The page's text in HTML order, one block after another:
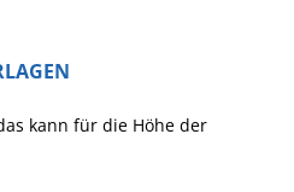
kann für die Höhe der